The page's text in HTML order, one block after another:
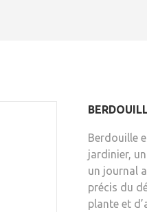
Berdouille
jardinier,
un journal
précis du
plante et